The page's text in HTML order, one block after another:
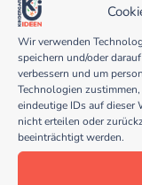
Wir verwenden
speichern und/oder
verbessern und um
Technologien
eindeutige IDs auf dieser
nicht erteilen oder
beeinträchtigt werden.